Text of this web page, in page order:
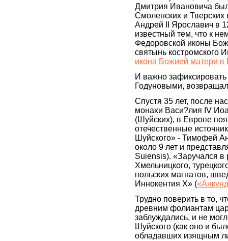
Дмитрия Ивановича
Смоленских и Тверских
Андрей II Ярославич в
известный тем, что к
Федоровской иконы
святынь костромского
икона Божией матери в
И важно зафиксировать
Годуновыми,
Спустя 35 лет, после
монахи Васи?лия IV
(Шуйских), в Европе
отечественные
Шуйского» - Тимофей
около 9 лет и
Suiensis). «Заручался
Хмельницкого,
польских магнатов,
Иннокентия X» (
Трудно поверить в то,
древним фолиантам
заблуждались, и не
Шуйского (как оно и
обладавших изящным